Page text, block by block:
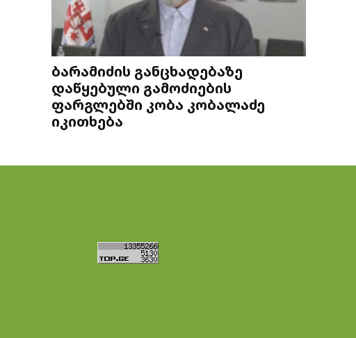
ბარამიძის განცხადებაზე
დაწყებული გამოძიების
ფარგლებში კობა კობალაძე
იკითხება